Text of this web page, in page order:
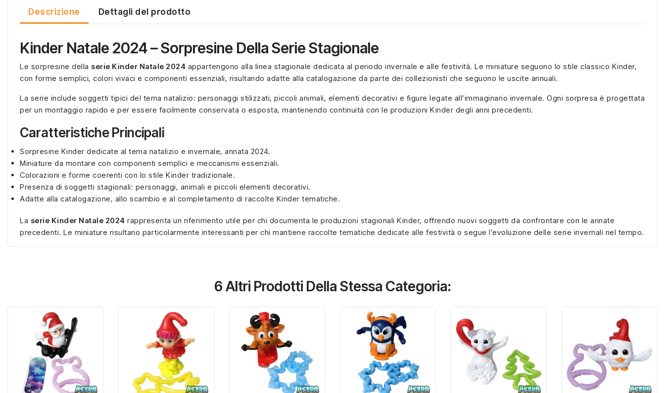
Descrizione Dettagli del prodotto
Kinder Natale 2024 – Sorpresine Della Serie Stagionale
Le sorpresine della serie Kinder Natale 2024 appartengono alla linea stagionale dedicata al periodo invernale e alle festività. Le miniature seguono lo stile classico Kinder,
con forme semplici, colori vivaci e componenti essenziali, risultando adatte alla catalogazione da parte dei collezionisti che seguono le uscite annuali.
La serie include soggetti tipici del tema natalizio: personaggi stilizzati, piccoli animali, elementi decorativi e figure legate all’immaginario invernale. Ogni sorpresa è progettata
per un montaggio rapido e per essere facilmente conservata o esposta, mantenendo continuità con le produzioni Kinder degli anni precedenti.
Caratteristiche Principali
Sorpresine Kinder dedicate al tema natalizio e invernale, annata 2024.
Miniature da montare con componenti semplici e meccanismi essenziali.
Colorazioni e forme coerenti con lo stile Kinder tradizionale.
Presenza di soggetti stagionali: personaggi, animali e piccoli elementi decorativi.
Adatte alla catalogazione, allo scambio e al completamento di raccolte Kinder tematiche.
La serie Kinder Natale 2024 rappresenta un riferimento utile per chi documenta le produzioni stagionali Kinder, offrendo nuovi soggetti da confrontare con le annate
precedenti. Le miniature risultano particolarmente interessanti per chi mantiene raccolte tematiche dedicate alle festività o segue l’evoluzione delle serie invernali nel tempo.
6 Altri Prodotti Della Stessa Categoria: